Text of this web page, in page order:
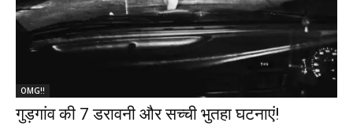
OMG!!
गुड़गांव की 7 डरावनी और सच्ची भुतहा घटनाएं!